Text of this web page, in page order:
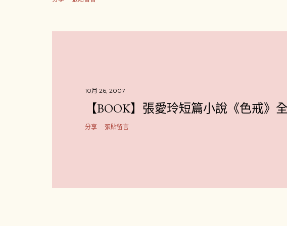
10月 26, 2007
【BOOK】張愛玲短篇小說《色戒》
分享 張貼留言